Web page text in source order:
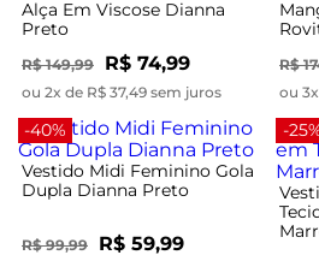
Alça Em Viscose Dianna
Preto
R$ 149,99 R$ 74,99
ou 2x de R$ 37,49 sem juros
R$
ou
-40%
Vestido Midi Feminino Gola
Dupla Dianna Preto
R$ 99,99 R$ 59,99
-